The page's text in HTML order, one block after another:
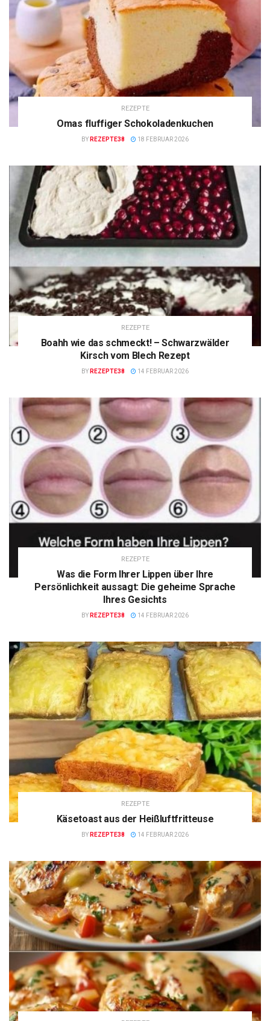
REZEPTE
Omas fluffiger Schokoladenkuchen
BY REZEPTE38 18 FEBRUAR 2026
REZEPTE
Boahh wie das schmeckt! – Schwarzwälder
Kirsch vom Blech Rezept
BY REZEPTE38 14 FEBRUAR 2026
REZEPTE
Was die Form Ihrer Lippen über Ihre
Persönlichkeit aussagt: Die geheime Sprache
Ihres Gesichts
BY REZEPTE38 14 FEBRUAR 2026
REZEPTE
Käsetoast aus der Heißluftfritteuse
BY REZEPTE38 14 FEBRUAR 2026